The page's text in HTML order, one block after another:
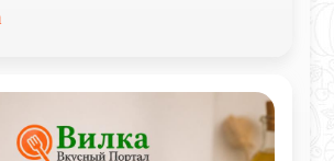
приготовленные из теста на
из мацы, что соответствует
Песаха. Начинка
орешков.